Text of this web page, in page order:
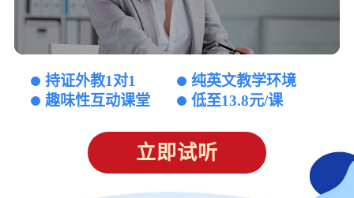
持证外教1对1
纯英文教学环境
趣味性互动课堂
低至13.8元/课
立即试听